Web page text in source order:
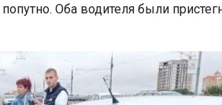
Оба водителя были